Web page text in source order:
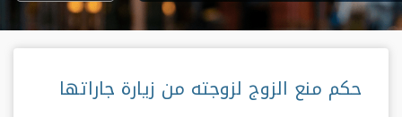
حكم منع الزوج لزوجته من زيارة جاراتها